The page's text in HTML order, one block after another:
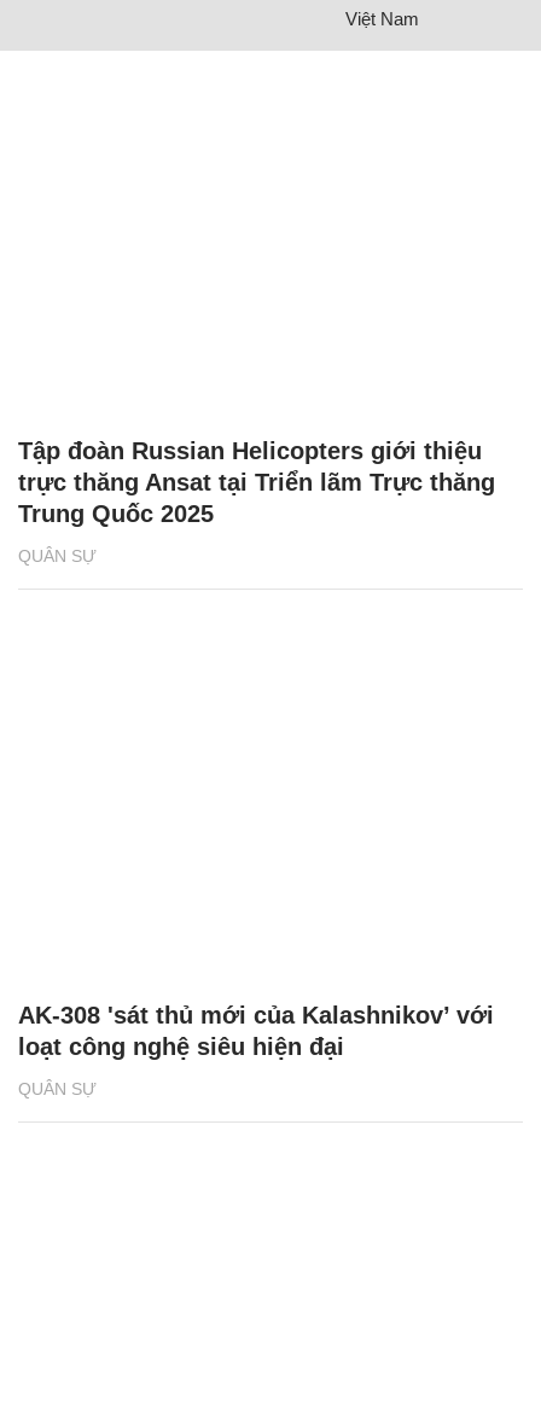
Việt Nam
QUÂN SỰ
Tập đoàn Russian Helicopters giới thiệu
trực thăng Ansat tại Triển lãm Trực thăng
Trung Quốc 2025
QUÂN SỰ
AK-308 'sát thủ mới của Kalashnikov’ với
loạt công nghệ siêu hiện đại